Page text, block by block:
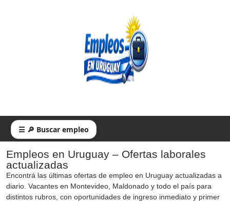
☰ 🔎 Buscar empleo
Empleos en Uruguay – Ofertas laborales
actualizadas
Encontrá las últimas ofertas de empleo en Uruguay actualizadas a
diario. Vacantes en Montevideo, Maldonado y todo el país para
distintos rubros, con oportunidades de ingreso inmediato y primer